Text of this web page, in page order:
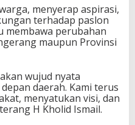
menyerap aspirasi,
terhadap paslon
membawa perubahan
maupun Provinsi
wujud nyata
daerah. Kami terus
menyatukan visi, dan
H Kholid Ismail.